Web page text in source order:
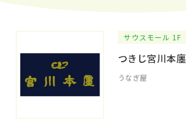
サウスモール 1F
つきじ宮川本廛
うなぎ屋